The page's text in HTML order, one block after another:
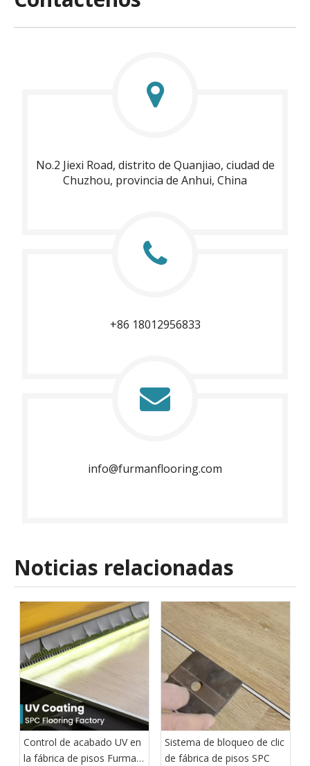
No.2 Jiexi Road, distrito de Quanjiao, ciudad de
Chuzhou, provincia de Anhui, China
+86 18012956833​​​​​​​
info@furmanflooring.com​​​​​​​
Noticias relacionadas
Control de acabado UV en
la fábrica de pisos Furman
Sistema de bloqueo de clic
de fábrica de pisos SPC